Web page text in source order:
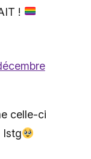
!
celle-ci
Istg